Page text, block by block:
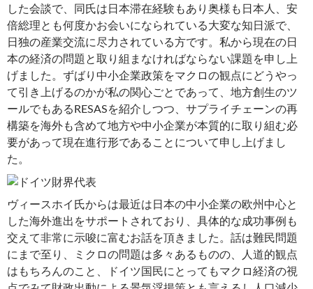
した会談で、同氏は日本滞在経験もあり奥様も日本人、安
倍総理とも何度かお会いになられている大変な知日派で、
日独の産業交流に尽力されている方です。私から現在の日
本の経済の問題と取り組まなければならない課題を申し上
げました。ずばり中小企業政策をマクロの観点にどうやっ
て引き上げるのかが私の関心ごとであって、地方創生のツ
ールでもあるRESASを紹介しつつ、サプライチェーンの再
構築を海外も含めて地方や中小企業が本質的に取り組む必
要があって現在進行形であることについて申し上げまし
た。
ヴィースホイ氏からは最近は日本の中小企業の欧州中心と
した海外進出をサポートされており、具体的な成功事例も
交えて非常に示唆に富むお話を頂きました。話は難民問題
にまで至り、ミクロの問題は多々あるものの、人道的観点
はもちろんのこと、ドイツ国民にとってもマクロ経済の視